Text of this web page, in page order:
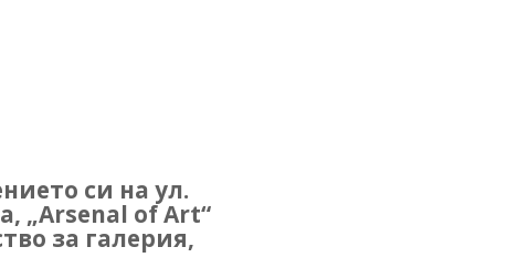
си на ул.
„Arsenal of Art“
за галерия,